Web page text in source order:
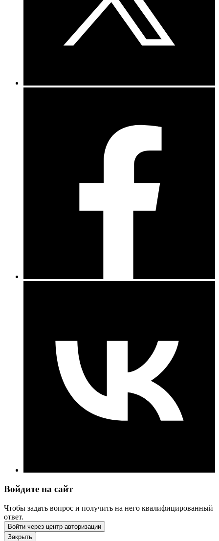
Войдите на сайт
Чтобы задать вопрос и получить на него квалифицированный
ответ.
Войти через центр авторизации
Закрыть